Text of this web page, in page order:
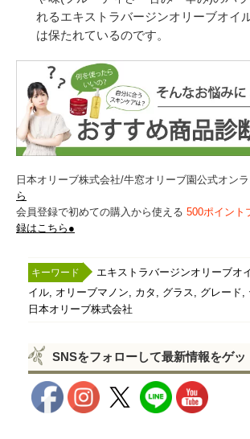
れるエキストラバージンオリーブオイ
は保たれているのです。
日本オリーブ株式会社/牛窓オリーブ園公式オン
ら
会員登録で初めての購入から使える 500ポイント
録はこちら●
エキストラバージンオリーブオ
イル オリーブマノン カタ グラス グレード
日本オリーブ株式会社
SNSをフォローして最新情報をゲッ